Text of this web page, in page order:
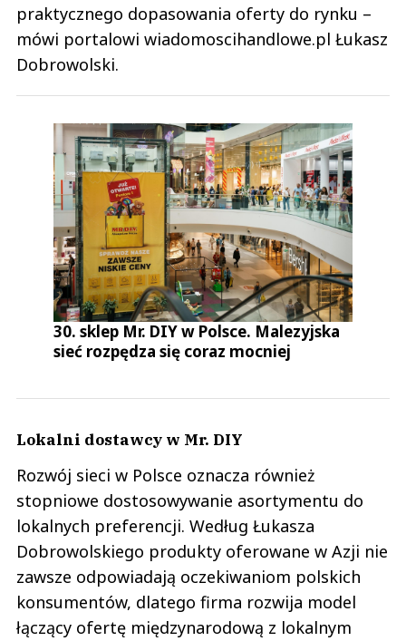
praktycznego dopasowania oferty do rynku –
mówi portalowi wiadomoscihandlowe.pl Łukasz
Dobrowolski.
30. sklep Mr. DIY w Polsce. Malezyjska
sieć rozpędza się coraz mocniej
Lokalni dostawcy w Mr. DIY
Rozwój sieci w Polsce oznacza również
stopniowe dostosowywanie asortymentu do
lokalnych preferencji. Według Łukasza
Dobrowolskiego produkty oferowane w Azji nie
zawsze odpowiadają oczekiwaniom polskich
konsumentów, dlatego firma rozwija model
łączący ofertę międzynarodową z lokalnym